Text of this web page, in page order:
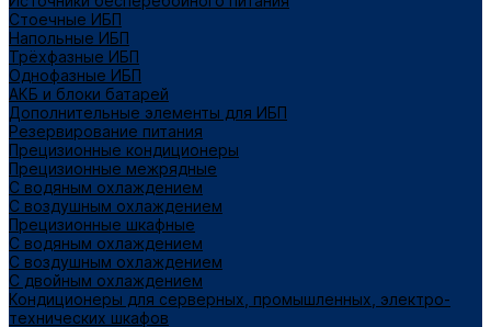
Стоечные ИБП
Напольные ИБП
Трёхфазные ИБП
Однофазные ИБП
АКБ и блоки батарей
Дополнительные элементы для ИБП
Резервирование питания
Прецизионные кондиционеры
Прецизионные межрядные
С водяным охлаждением
С воздушным охлаждением
Прецизионные шкафные
С водяным охлаждением
С воздушным охлаждением
С двойным охлаждением
Кондиционеры для серверных, промышленных, электро-
технических шкафов